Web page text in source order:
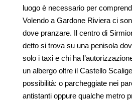
luogo è necessario per
Volendo a Gardone Riviera ci
dove pranzare. Il centro di
detto si trova su una penisola
solo i taxi e chi ha
un albergo oltre il Castello
possibilità: o parcheggiate nei
antistanti oppure qualche metro